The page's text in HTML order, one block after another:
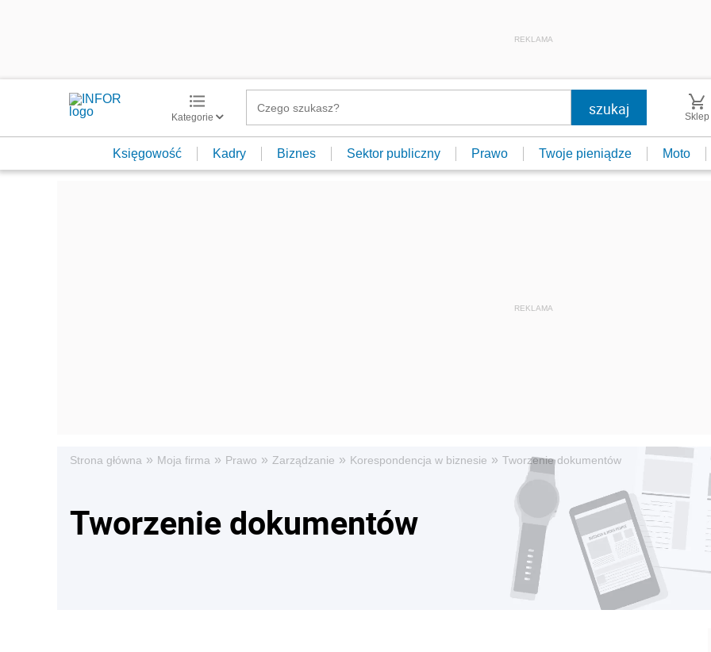
REKLAMA
Kategorie Sklep
Księgowość Kadry Biznes Sektor publiczny Prawo Twoje pieniądze Moto
Strona główna » Moja firma » Prawo » Zarządzanie » Korespondencja w biznesie » Tworzenie dokumentów
Tworzenie dokumentów